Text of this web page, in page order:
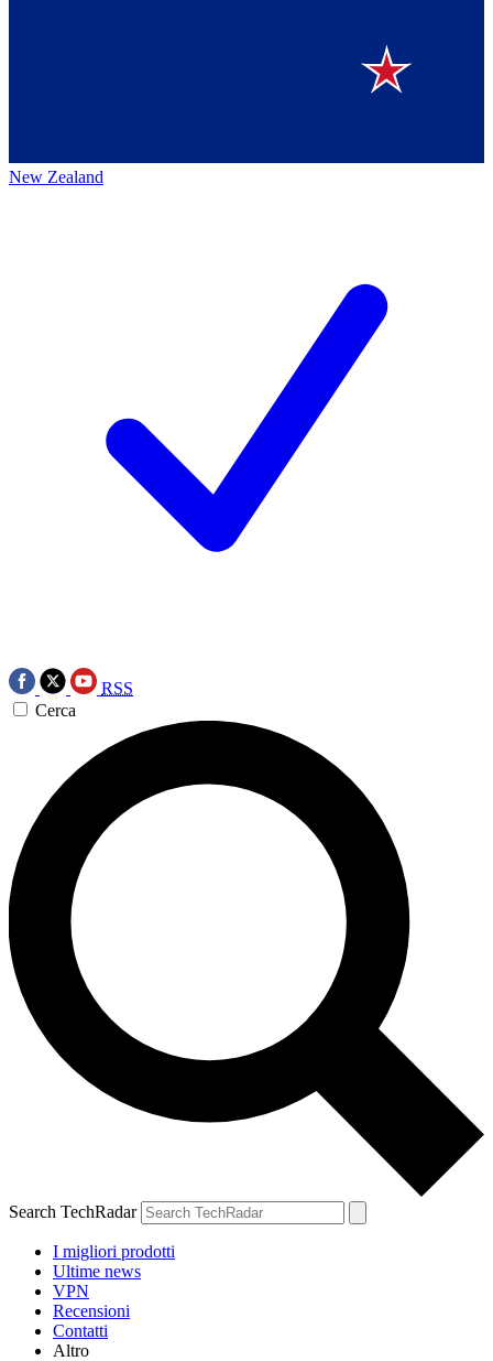
New Zealand
RSS
Cerca
Search TechRadar
I migliori prodotti
Ultime news
VPN
Recensioni
Contatti
Altro